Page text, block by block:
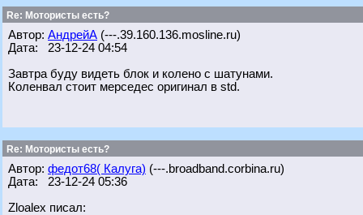
Re: Мотористы есть?
Автор: АндрейА (---.39.160.136.mosline.ru)
Дата: 23-12-24 04:54
Завтра буду видеть блок и колено с шатунами.
Коленвал стоит мерседес оригинал в std.
Re: Мотористы есть?
Автор: федот68( Калуга) (---.broadband.corbina.ru)
Дата: 23-12-24 05:36
Zloalex писал: